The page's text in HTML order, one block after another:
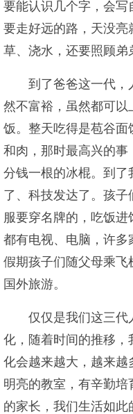
要能认识几个字，会
要走好远的路，天没
草、浇水，还要照顾弟
到了爸爸这一代，
然不富裕，虽然都可
饭。整天吃得是苞谷面
和肉，那时最高兴的
分钱一根的冰棍。到
了、科技发达了。孩
服要穿名牌的，吃饭
都有电视、电脑，许
假期孩子们随父母乘
国外旅游。
仅仅是我们这三代
化，随着时间的推移
化会越来越大，越来
明亮的教室，有辛勤
的家长，我们生活如